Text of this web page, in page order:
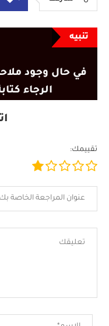
تنبيه
في حال وجود
الرجاء
تقييمك: